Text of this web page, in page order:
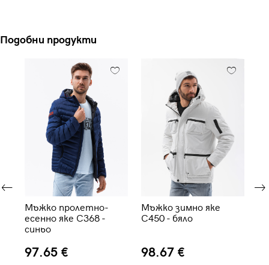
Подобни продукти
Мъжко пролетно-
есенно яке C368 -
синьо
97.65 €
Мъжко зимно яке
C450 - бяло
98.67 €